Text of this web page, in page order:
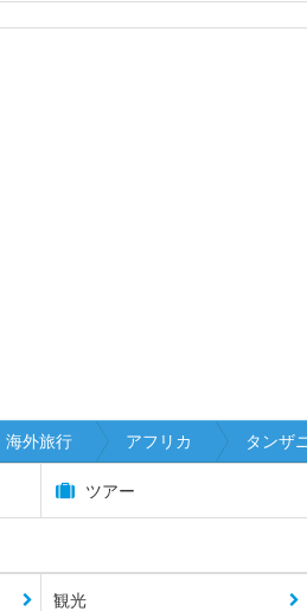
海外旅行 アフリカ タンザ
ツアー
観光